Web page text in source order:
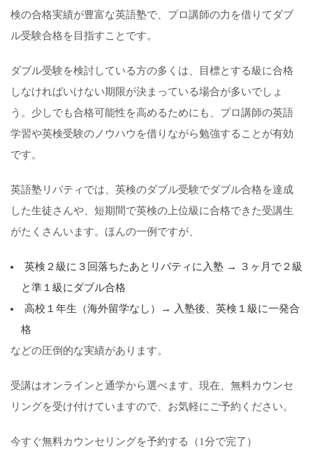
検の合格実績が豊富な英語塾で、プロ講師の力を借りてダブ
ル受験合格を目指すことです。
ダブル受験を検討している方の多くは、目標とする級に合格
しなければいけない期限が決まっている場合が多いでしょ
う。少しでも合格可能性を高めるためにも、プロ講師の英語
学習や英検受験のノウハウを借りながら勉強することが有効
です。
英語塾リバティでは、英検のダブル受験でダブル合格を達成
した生徒さんや、短期間で英検の上位級に合格できた受講生
がたくさんいます。ほんの一例ですが、
英検２級に３回落ちたあとリバティに入塾 → ３ヶ月で２級
と準１級にダブル合格
高校１年生（海外留学なし）→ 入塾後、英検１級に一発合
格
などの圧倒的な実績があります。
受講はオンラインと通学から選べます。現在、無料カウンセ
リングを受け付けていますので、お気軽にご予約ください。
今すぐ無料カウンセリングを予約する（1分で完了）